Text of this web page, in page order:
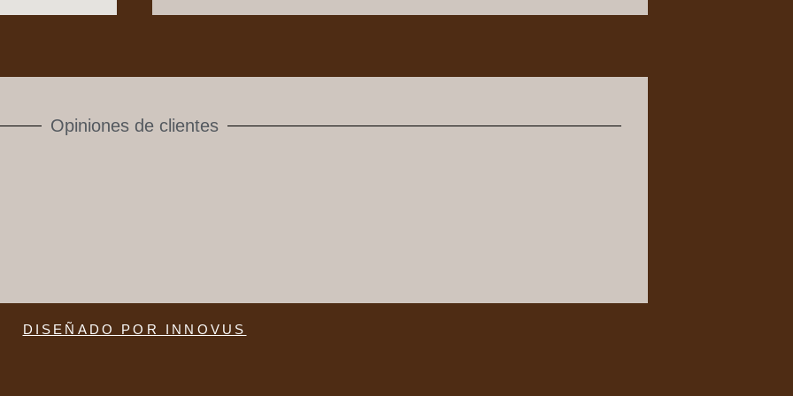
Opiniones de clientes
DISEÑADO POR INNOVUS